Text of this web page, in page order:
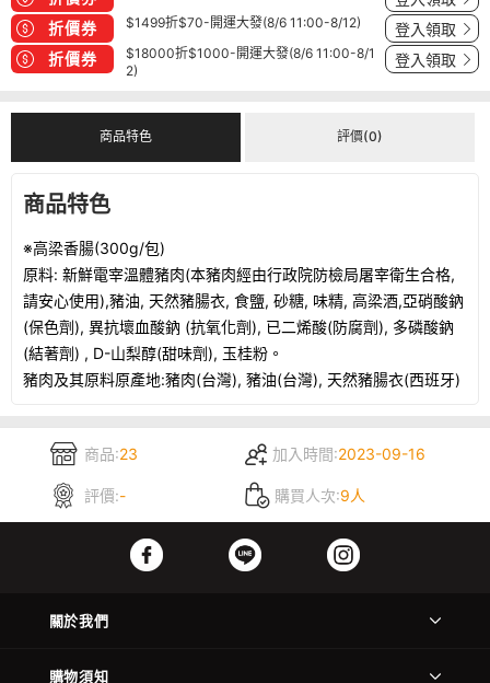
折價券 $1499折$70-開運大發(8/6 11:00-8/12) 登入領取
折價券
$18000折$1000-開運大發(8/6 11:00-8/1
2)
登入領取
商品特色 評價(0)
商品特色
※高梁香腸(300g/包)
原料: 新鮮電宰溫體豬肉(本豬肉經由行政院防檢局屠宰衛生合格,
請安心使用),豬油, 天然豬腸衣, 食鹽, 砂糖, 味精, 高梁酒,亞硝酸鈉
(保色劑), 異抗壞血酸鈉 (抗氧化劑), 已二烯酸(防腐劑), 多磷酸鈉
(結著劑) , D-山梨醇(甜味劑), 玉桂粉。
豬肉及其原料原產地:豬肉(台灣), 豬油(台灣), 天然豬腸衣(西班牙)
商品:23 加入時間:2023-09-16
評價:- 購買人次:9人
關於我們
購物須知